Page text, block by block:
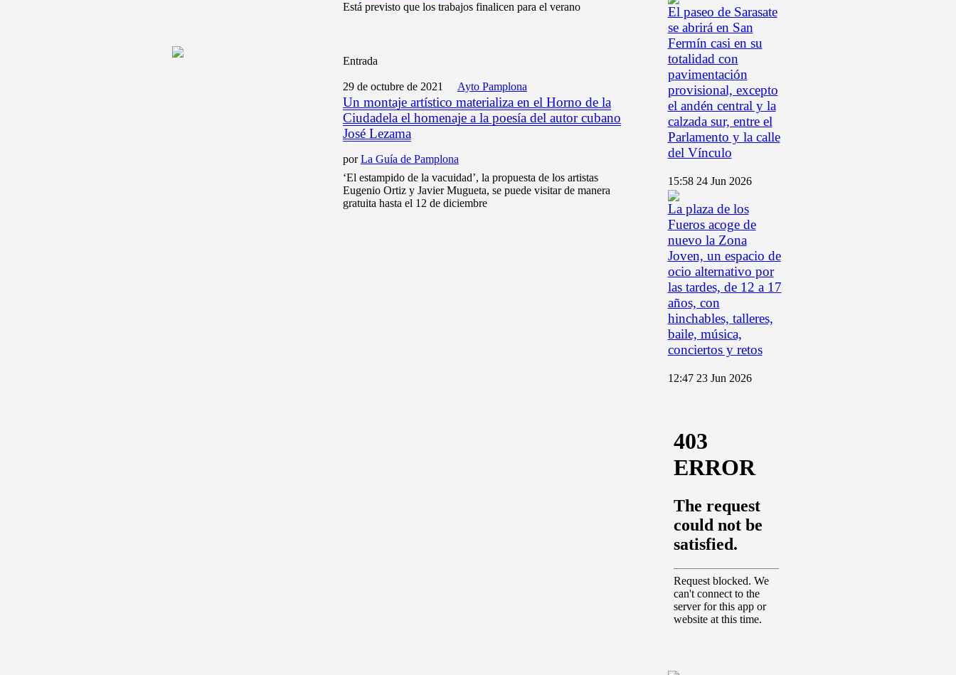
Está previsto que los trabajos finalicen para el verano
Entrada
29 de octubre de 2021 Ayto Pamplona
Un montaje artístico materializa en el Horno de la
Ciudadela el homenaje a la poesía del autor cubano
José Lezama
porLa Guía de Pamplona
‘El estampido de la vacuidad’, la propuesta de los artistas
Eugenio Ortiz y Javier Mugueta, se puede visitar de manera
gratuita hasta el 12 de diciembre
El paseo de Sarasate
se abrirá en San
Fermín casi en su
totalidad con
pavimentación
provisional, excepto
el andén central y la
calzada sur, entre el
Parlamento y la calle
del Vínculo
15:58 24 Jun 2026
La plaza de los
Fueros acoge de
nuevo la Zona
Joven, un espacio de
ocio alternativo por
las tardes, de 12 a 17
años, con
hinchables, talleres,
baile, música,
conciertos y retos
12:47 23 Jun 2026